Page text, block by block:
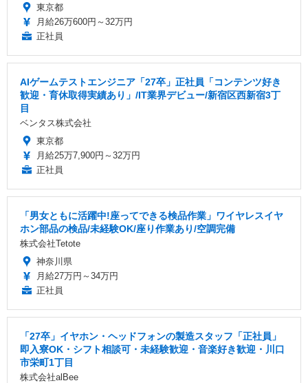
東京都
月給26万600円～32万円
正社員
AIゲームテストエンジニア「27卒」正社員「コンテンツ好き
歓迎・育休取得実績あり」/IT業界デビュー/新宿区西新宿3丁
目
ベンタス株式会社
東京都
月給25万7,900円～32万円
正社員
「男女ともに活躍中!座ってできる検品作業」ワイヤレスイヤ
ホン部品の検品/未経験OK/座り作業あり/空調完備
株式会社Tetote
神奈川県
月給27万円～34万円
正社員
「27卒」イヤホン・ヘッドフォンの製造スタッフ「正社員」
即入寮OK・シフト相談可・未経験歓迎・音楽好き歓迎・川口
市栄町1丁目
株式会社alBee